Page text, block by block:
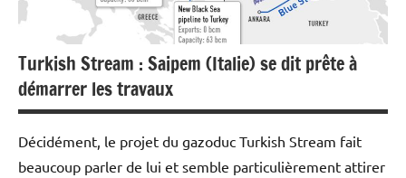
premières
Turkish Stream : Saipem (Italie) se dit prête à
démarrer les travaux
Décidément, le projet du gazoduc Turkish Stream fait
beaucoup parler de lui et semble particulièrement attirer